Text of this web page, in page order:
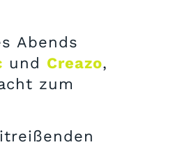
Abends
und Creazo,
zum